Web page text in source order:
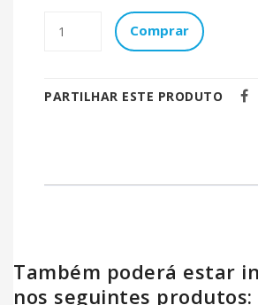
Comprar
PARTILHAR ESTE PRODUTO
Também poderá estar
nos seguintes produtos: